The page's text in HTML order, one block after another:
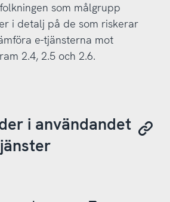
som målgrupp
i detalj på de som riskerar
e-tjänsterna mot
2.4, 2.5 och 2.6.
i användandet